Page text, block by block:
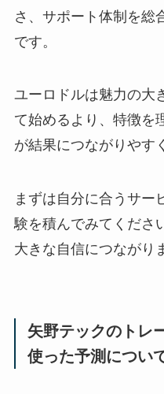
さ、サポート体制を総
です。
ユーロドルは魅力の大
て始めるより、特徴を
が結果につながりやす
まずは自分に合うサー
験を積んでみてくださ
大きな自信につながり
矢野テックのトレ
使った予測につい